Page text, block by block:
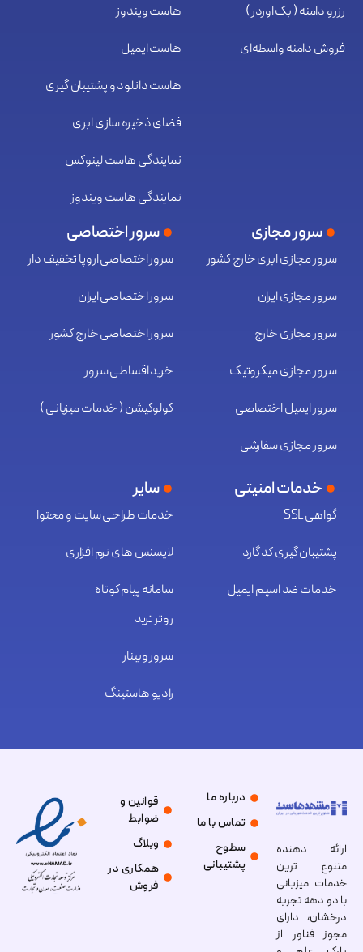
رزرو دامنه ( بک اوردر )
فروش دامنه واسطه‌ای
هاست ویندوز
هاست ایمیل
هاست دانلود و پشتیبان گیری
فضای ذخیره سازی ابری
نمایندگی هاست لینوکس
نمایندگی هاست ویندوز
سرور مجازی
سرور مجازی ابری خارج کشور
سرور مجازی ایران
سرور مجازی خارج
سرور مجازی میکروتیک
سرور ایمیل اختصاصی
سرور مجازی سفارشی
سرور اختصاصی
سرور اختصاصی اروپا تخفیف دار
سرور اختصاصی ایران
سرور اختصاصی خارج کشور
خرید اقساطی سرور
کولوکیشن ( خدمات میزبانی )
خدمات امنیتی
گواهی SSL
پشتیبان گیری کد گارد
خدمات ضد اسپم ایمیل
سایر
خدمات طراحی سایت و محتوا
لایسنس های نرم افزاری
سامانه پیام کوتاه
روتر ترید
سرور وبینار
رادیو هاستینگ
ارائه دهنده
متنوع ترین
خدمات میزبانی
با دو دهه تجربه
درخشان، دارای
مجوز فناور از
درباره ما
تماس با ما
سطوح
پشتیبانی
قوانین و
ضوابط
وبلاگ
همکاری در
فروش